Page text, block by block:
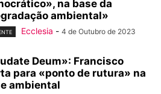
na base da
ambiental»
Ecclesia - 4 de Outubro de 2023
Deum»: Francisco
para «ponto de rutura» na
ambiental